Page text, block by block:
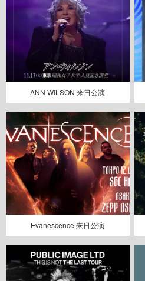
ANN WILSON 来日公演
Evanescence 来日公演